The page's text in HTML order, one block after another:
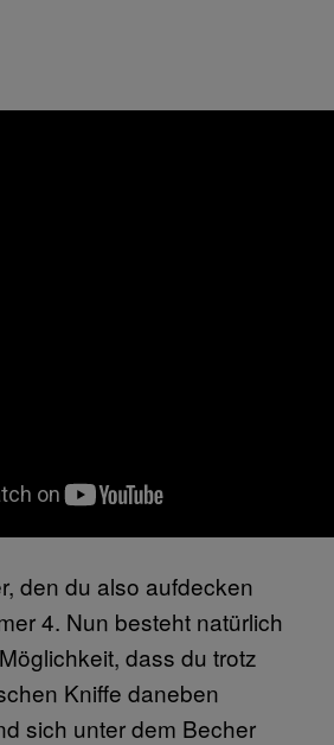
den du also aufdecken
4. Nun besteht natürlich
dass du trotz
Kniffe daneben
sich unter dem Becher